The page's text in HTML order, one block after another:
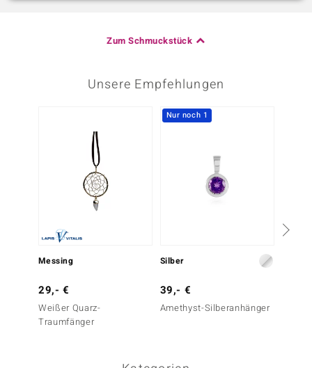
Zum Schmuckstück
Unsere Empfehlungen
Messing
29,- €
Weißer Quarz-
Traumfänger
Nur noch 1
Silber
39,- €
Amethyst-Silberanhänger